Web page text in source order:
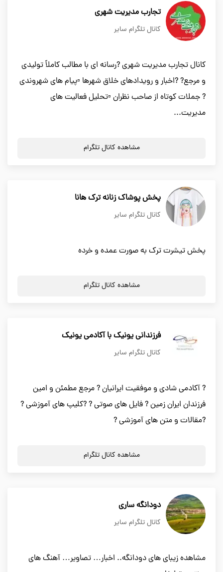
تجارب مدیریت شهری
کانال تلگرام سایر
کانال تجارب مدیریت شهری ?رسانه ای با مطالب کاملاً تولیدی
و مرجع? ?اخبار و رویدادهای خلاق شهرها ▫️پیام های شهروندی
? جملات کوتاه از صاحب نظران ▫️تحلیل فعالیت های
مدیریت...
مشاهده کانال تلگرام
پخش پوشاک زنانه ترک هانا
کانال تلگرام سایر
پخش تیشرت ترک به صورت عمده و خرده
مشاهده کانال تلگرام
فرزندانی یونیک با آکادمی یونیک
کانال تلگرام سایر
? آکادمی شادی و موفقیت ایرانیان ? مرجع مطمئن و امین
فرزندان ایران زمین ? فایل های صوتی ? ?كليپ هاي آموزشی ?
?مقالات و متن های آموزشی ?
مشاهده کانال تلگرام
دودانگه ساری
کانال تلگرام سایر
مشاهده زیبای های دودانگه.. اخبار… تصاویر… آهنگ های